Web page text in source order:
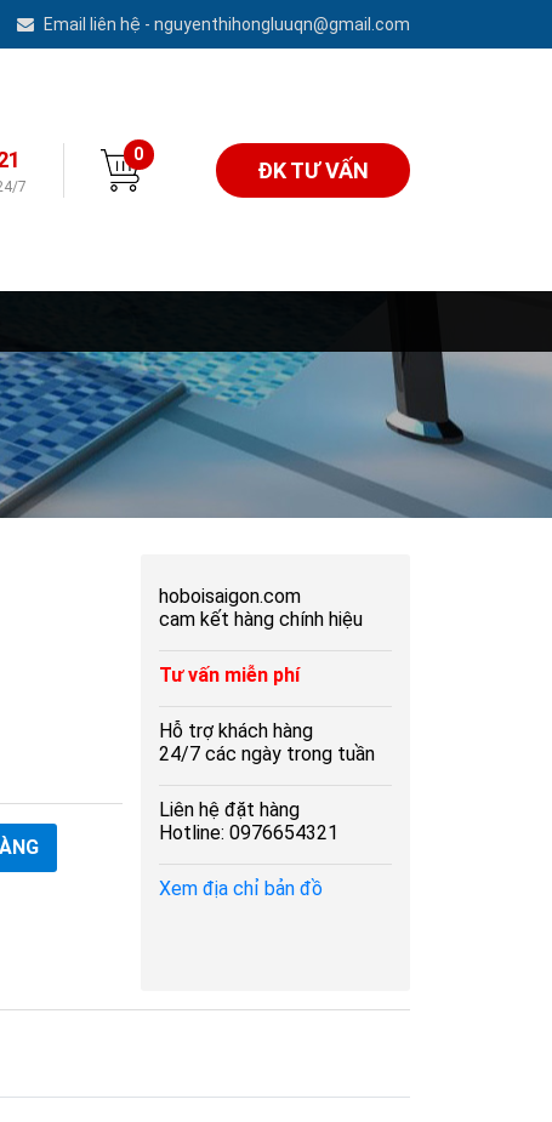
Email liên hệ - nguyenthihongluuqn@gmail.com
7
0
ĐK TƯ VẤN
hoboisaigon.com
cam kết hàng chính hiệu
Tư vấn miễn phí
Hỗ trợ khách hàng
24/7 các ngày trong tuần
Liên hệ đặt hàng
Hotline: 0976654321
Xem địa chỉ bản đồ